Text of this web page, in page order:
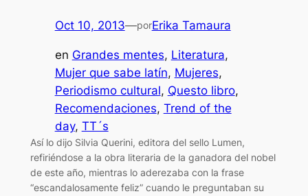
Oct 10, 2013—porErika Tamaura
en Grandes mentes, Literatura
Mujer que sabe latín, Mujeres
Periodismo cultural, Questo libro
Recomendaciones, Trend of the
day, TT´s
Así lo dijo Silvia Querini, editora del sello Lumen,
refiriéndose a la obra literaria de la ganadora del nobel
de este año, mientras lo aderezaba con la frase
“escandalosamente feliz” cuando le preguntaban su